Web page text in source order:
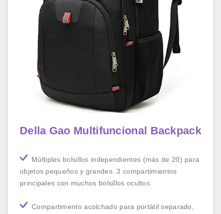
Della Gao Multifuncional Backpack
Múltiples bolsillos independientes (más de 20) para
objetos pequeños y grandes. 3 compartimientos
principales con muchos bolsillos ocultos
Compartimento acolchado para portátil separado,